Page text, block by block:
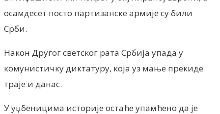
осамдесет посто партизанске армије су били
Срби.
Након Другог светског рата Србија упада у
комунистичку диктатуру, која уз мање прекиде
траје и данас.
У уџбеницима историје остаће упамћено да је